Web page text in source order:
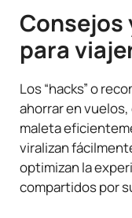
para
Los “hacks” o
ahorrar en
maleta
viralizan
optimizan la
compartidos por